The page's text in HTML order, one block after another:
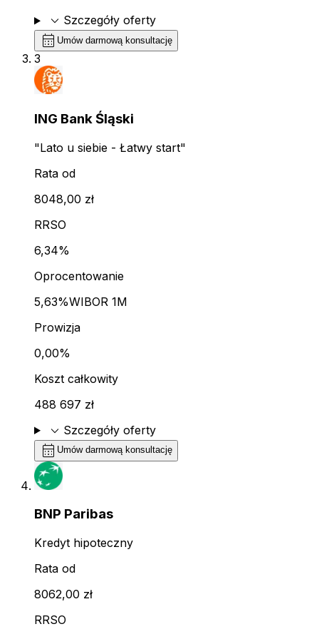
expand_more Szczegóły oferty
calendar_month Umów darmową konsultację
3
ING Bank Śląski
"Lato u siebie - Łatwy start"
Rata od
8048,00 zł
RRSO
6,34%
Oprocentowanie
5,63%WIBOR 1M
Prowizja
0,00%
Koszt całkowity
488 697 zł
expand_more Szczegóły oferty
calendar_month Umów darmową konsultację
BNP Paribas
Kredyt hipoteczny
Rata od
8062,00 zł
RRSO